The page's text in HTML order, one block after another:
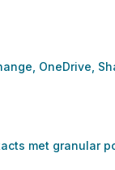
OneDrive,
met granular